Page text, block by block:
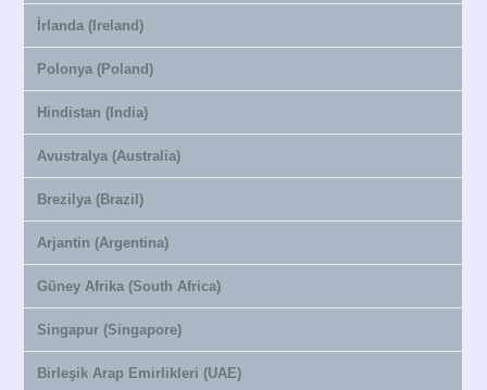
İrlanda (Ireland)
Polonya (Poland)
Hindistan (India)
Avustralya (Australia)
Brezilya (Brazil)
Arjantin (Argentina)
Güney Afrika (South Africa)
Singapur (Singapore)
Birleşik Arap Emirlikleri (UAE)